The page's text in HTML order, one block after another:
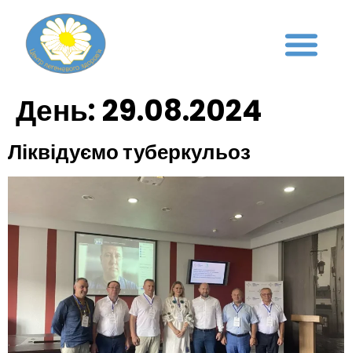
День: 29.08.2024
Ліквідуємо туберкульоз